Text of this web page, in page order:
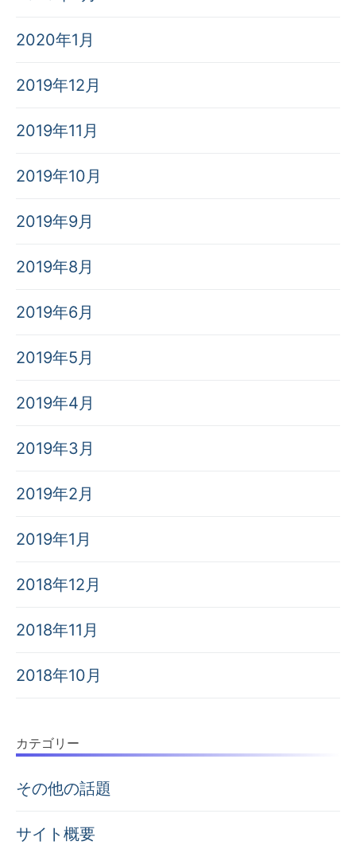
2020年1月
2019年12月
2019年11月
2019年10月
2019年9月
2019年8月
2019年6月
2019年5月
2019年4月
2019年3月
2019年2月
2019年1月
2018年12月
2018年11月
2018年10月
カテゴリー
その他の話題
サイト概要